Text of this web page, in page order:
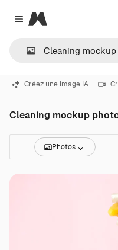
Close menu
Magnific
Créez une image IA
Cleaning mockup
Photos